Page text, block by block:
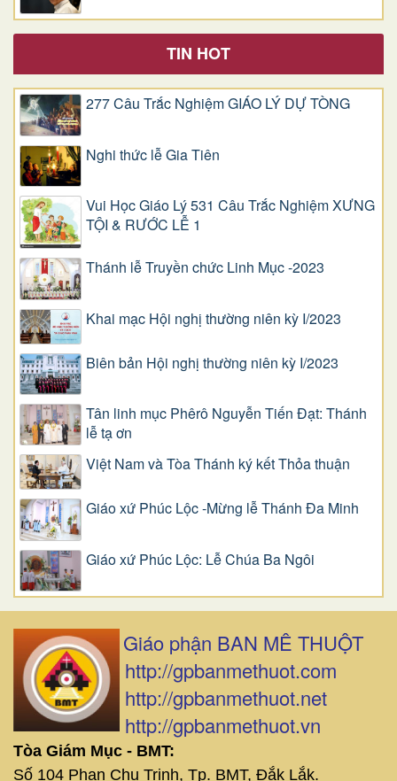
TIN HOT
277 Câu Trắc Nghiệm GIÁO LÝ DỰ TÒNG
Nghi thức lễ Gia Tiên
Vui Học Giáo Lý 531 Câu Trắc Nghiệm XƯNG
TỘI & RƯỚC LỄ 1
Thánh lễ Truyền chức Linh Mục -2023
Khai mạc Hội nghị thường niên kỳ I/2023
Biên bản Hội nghị thường niên kỳ I/2023
Tân linh mục Phêrô Nguyễn Tiến Đạt: Thánh
lễ tạ ơn
Việt Nam và Tòa Thánh ký kết Thỏa thuận
Giáo xứ Phúc Lộc -Mừng lễ Thánh Đa Minh
Giáo xứ Phúc Lộc: Lễ Chúa Ba Ngôi
Giáo phận BAN MÊ THUỘT
http://gpbanmethuot.com
http://gpbanmethuot.net
http://gpbanmethuot.vn
Tòa Giám Mục - BMT:
Số 104 Phan Chu Trinh, Tp. BMT, Đắk Lắk.